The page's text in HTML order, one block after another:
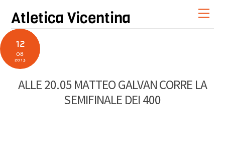
content
Atletica Vicentina
12
08
2013
ALLE 20.05 MATTEO GALVAN CORRE LA
SEMIFINALE DEI 400